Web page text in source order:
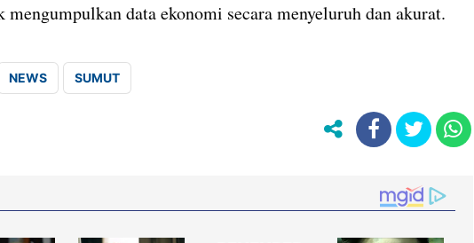
mengumpulkan data ekonomi secara menyeluruh dan akurat.
NEWS SUMUT